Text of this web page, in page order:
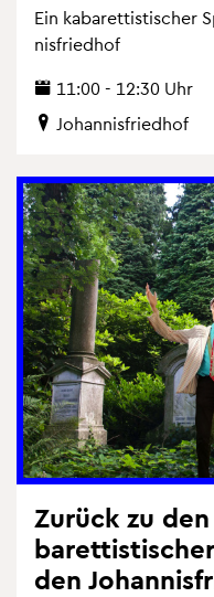
Ein ka­ba­ret­tis­ti­scher
nis­fried­hof
11:00 - 12:30 Uhr
Jo­han­nis­fried­hof
Zu­rück zu
den